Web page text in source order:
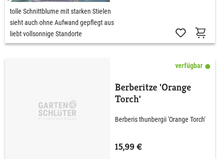
tolle Schnittblume mit starken Stielen
sieht auch ohne Aufwand gepflegt aus
liebt vollsonnige Standorte
verfügbar
Berberitze 'Orange
Torch'
Berberis thunbergii 'Orange Torch'
15,99 €